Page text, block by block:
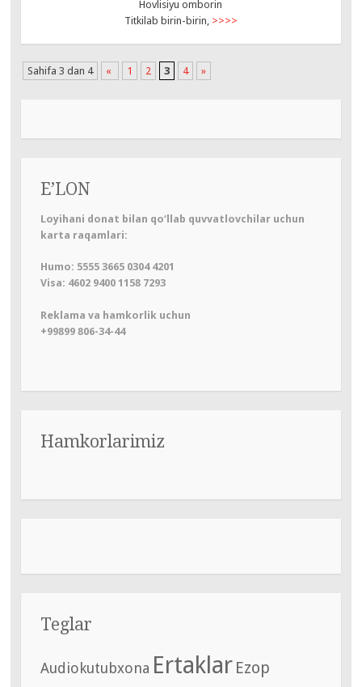
Hovlisiyu omborin
Titkilab birin-birin, >>>>
Sahifa 3 dan 4 « 1 2 3 4 »
E’LON
Loyihani donat bilan qo‘llab quvvatlovchilar uchun
karta raqamlari:
Humo: 5555 3665 0304 4201
Visa: 4602 9400 1158 7293
Reklama va hamkorlik uchun
+99899 806-34-44
Hamkorlarimiz
Teglar
Audiokutubxona Ertaklar Ezop